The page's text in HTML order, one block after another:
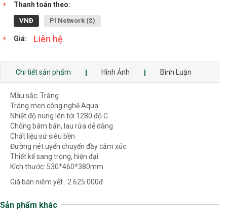
Thanh toán theo:
VNĐ PI Network ($)
Giá: Liên hệ
Chi tiết sản phẩm Hình Ảnh Bình Luận
Màu sắc: Trắng
Tráng men công nghệ Aqua
Nhiệt độ nung lên tới 1280 độ C
Chống bám bẩn, lau rửa dễ dàng
Chất liệu sứ siêu bền
Đường nét uyển chuyển đầy cảm xúc
Thiết kế sang trọng, hiện đại
Kích thước: 530*460*380mm
Giá bán niêm yết : 2.625.000đ
Sản phẩm khác